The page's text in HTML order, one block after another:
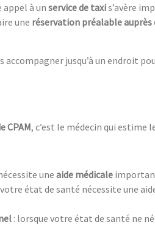
à unservice de taxis’avère
une réservation préalable auprès
accompagner jusqu’à un endroit
CPAM, c’est le médecin qui estime
une aide médicale
état de santé nécessite une
: lorsque votre état de santé ne